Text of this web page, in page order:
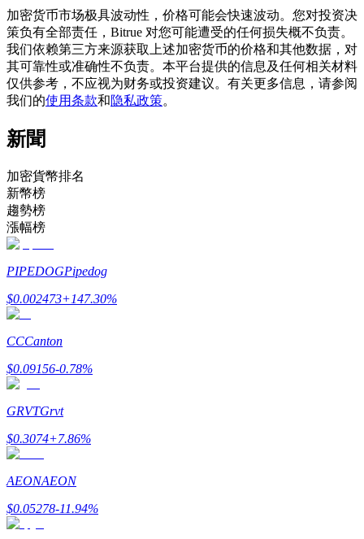
跟單
與頂尖交易專家同行
成為跟單交易員
加密货币市场极具波动性，价格可能会快速波动。您对投资决
策负有全部责任，Bitrue 对您可能遭受的任何损失概不负责。
我们依赖第三方来源获取上述加密货币的价格和其他数据，对
其可靠性或准确性不负责。本平台提供的信息及任何相关材料
仅供参考，不应视为财务或投资建议。有关更多信息，请参阅
我们的使用条款和隐私政策。
新聞
加密貨幣排名
新幣榜
趨勢榜
漲幅榜
PIPEDOGPipedog
$0.002473+147.30%
CCCanton
$0.09156-0.78%
GRVTGrvt
$0.3074+7.86%
AEONAEON
$0.05278-11.94%